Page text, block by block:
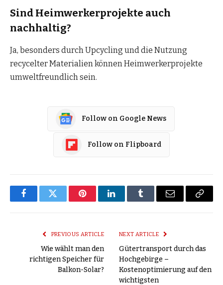
Sind Heimwerkerprojekte auch
nachhaltig?
Ja, besonders durch Upcycling und die Nutzung
recycelter Materialien können Heimwerkerprojekte
umweltfreundlich sein.
Follow on Google News
Follow on Flipboard
FacebookTwitter PinterestLinkedInTumblr Email
Copy
PREVIOUS ARTICLE
Wie wählt man den
richtigen Speicher für
Balkon-Solar?
NEXT ARTICLE
Gütertransport durch das
Hochgebirge –
Kostenoptimierung auf den
wichtigsten